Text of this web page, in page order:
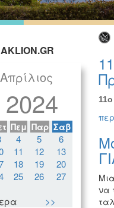
Απρίλιος
2024
Πεμ Παρ Σαβ
4 5
6
11 12
13
18 19
20
25 26
27
>>
να